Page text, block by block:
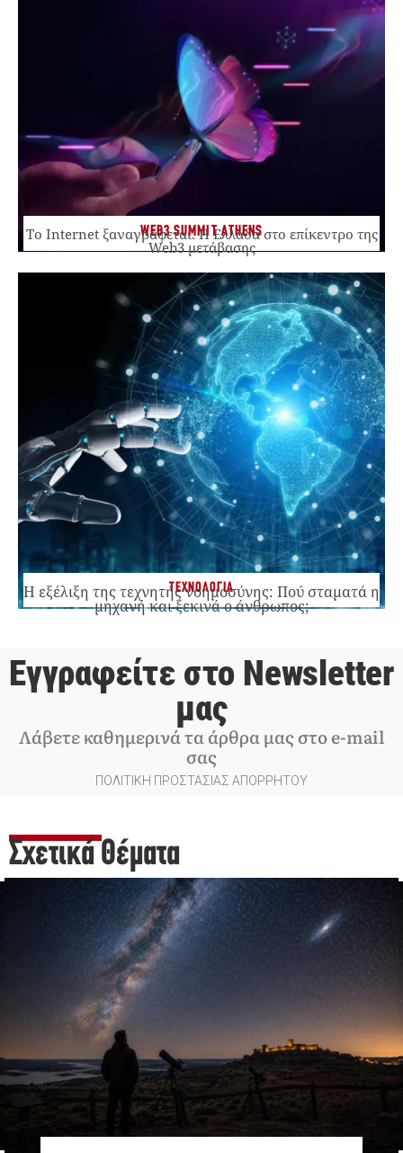
WEB3 SUMMIT ATHENS
Το Internet ξαναγράφεται. Η Ελλάδα στο επίκεντρο της
Web3 μετάβασης
ΤΕΧΝΟΛΟΓΙΑ
Η εξέλιξη της τεχνητής νοημοσύνης: Πού σταματά η
μηχανή και ξεκινά ο άνθρωπος;
Εγγραφείτε στο Newsletter
μας
Λάβετε καθημερινά τα άρθρα μας στο e-mail
σας
ΠΟΛΙΤΙΚΗ ΠΡΟΣΤΑΣΙΑΣ ΑΠΟΡΡΗΤΟΥ
Σχετικά Θέματα